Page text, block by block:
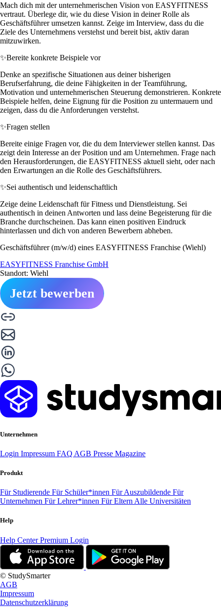
Mach dich mit der unternehmerischen Vision von EASYFITNESS
vertraut. Überlege dir, wie du diese Vision in deiner Rolle als
Geschäftsführer umsetzen kannst. Zeige im Interview, dass du die
Ziele des Unternehmens verstehst und bereit bist, aktiv daran
mitzuwirken.
✨Bereite konkrete Beispiele vor
Denke an spezifische Situationen aus deiner bisherigen
Berufserfahrung, die deine Fähigkeiten in der Teamführung,
Motivation und unternehmerischen Steuerung demonstrieren. Konkrete
Beispiele helfen, deine Eignung für die Position zu untermauern und
zeigen, dass du die Anforderungen verstehst.
✨Fragen stellen
Bereite einige Fragen vor, die du dem Interviewer stellen kannst. Das
zeigt dein Interesse an der Position und am Unternehmen. Frage nach
den Herausforderungen, die EASYFITNESS aktuell sieht, oder nach
den Erwartungen an die Rolle des Geschäftsführers.
✨Sei authentisch und leidenschaftlich
Zeige deine Leidenschaft für Fitness und Dienstleistung. Sei
authentisch in deinen Antworten und lass deine Begeisterung für die
Branche durchscheinen. Das kann einen positiven Eindruck
hinterlassen und dich von anderen Bewerbern abheben.
Geschäftsführer (m/w/d) eines EASYFITNESS Franchise (Wiehl)
EASYFITNESS Franchise GmbH
Standort: Wiehl
Jetzt bewerben
Unternehmen
Login Impressum FAQ AGB Presse Magazine
Produkt
Für Studierende Für Schüler*innen Für Auszubildende Für
Unternehmen Für Lehrer*innen Für Eltern Alle Universitäten
Help
Help CenterPremium Login
© StudySmarter
AGB
Impressum
Datenschutzerklärung